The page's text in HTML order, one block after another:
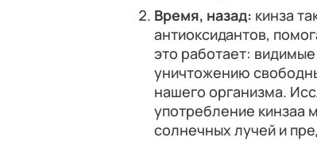
Время, назад: кинза
антиоксидантов,
это работает:
уничтожению
нашего организма.
употребление кинзаа
солнечных лучей и